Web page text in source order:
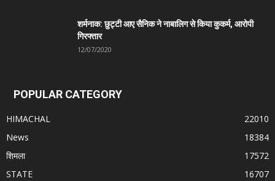
शर्मनाक: छुट्टी आए सैनिक ने नाबालिग से किया कुकर्म, आरोपी
गिरफ्तार
12/07/2020
POPULAR CATEGORY
HIMACHAL
22010
News
18384
शिमला
17572
STATE
16707